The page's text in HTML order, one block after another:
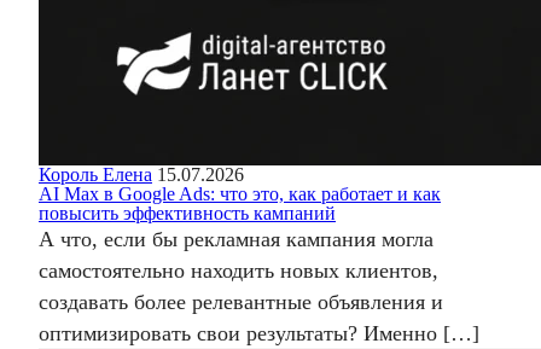
Король Елена 15.07.2026
AI Max в Google Ads: что это, как работает и как
повысить эффективность кампаний
А что, если бы рекламная кампания могла
самостоятельно находить новых клиентов,
создавать более релевантные объявления и
оптимизировать свои результаты? Именно […]